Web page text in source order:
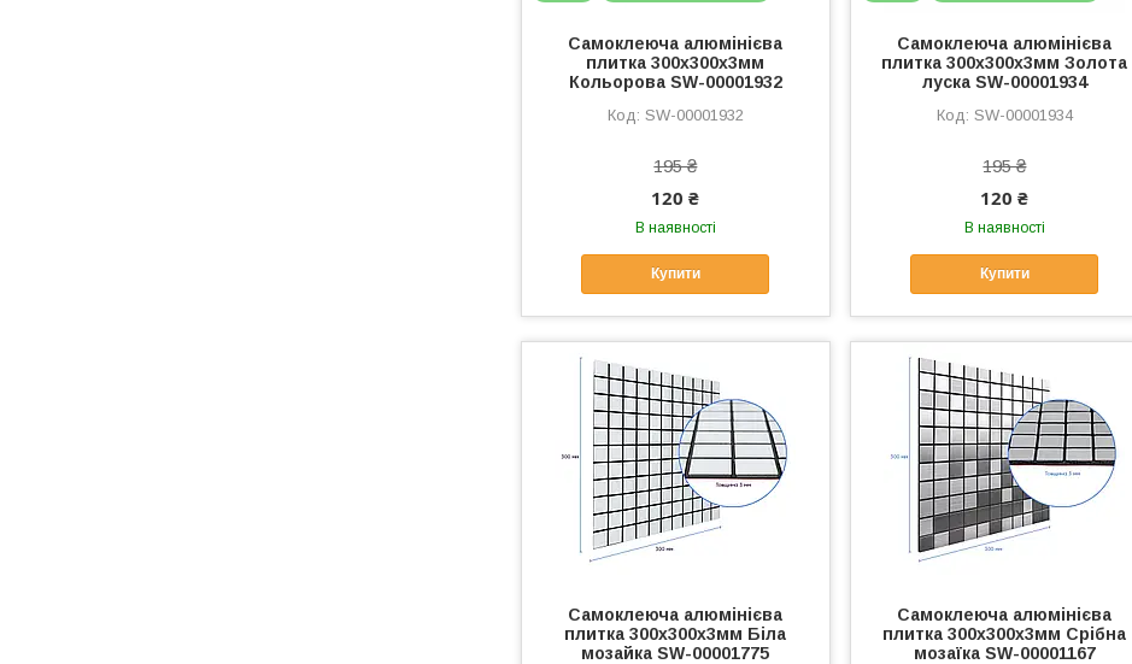
Самоклеюча алюмінієва
плитка 300х300х3мм
Кольорова SW-00001932
SW-00001932
195 ₴
120 ₴
В наявності
Купити
Самоклеюча алюмінієва
плитка 300х300х3мм Золота
луска SW-00001934
SW-00001934
195 ₴
120 ₴
В наявності
Купити
Самоклеюча алюмінієва
плитка 300х300х3мм Біла
мозайка SW-00001775
Самоклеюча алюмінієва
плитка 300х300х3мм Срібна
мозаїка SW-00001167